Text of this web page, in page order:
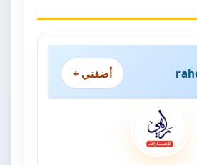
أضفني +